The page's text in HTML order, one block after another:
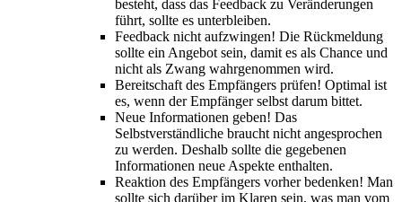
besteht, dass das Feedback zu Veränderungen
führt, sollte es unterbleiben.
Feedback nicht aufzwingen! Die Rückmeldung
sollte ein Angebot sein, damit es als Chance und
nicht als Zwang wahrgenommen wird.
Bereitschaft des Empfängers prüfen! Optimal ist
es, wenn der Empfänger selbst darum bittet.
Neue Informationen geben! Das
Selbstverständliche braucht nicht angesprochen
zu werden. Deshalb sollte die gegebenen
Informationen neue Aspekte enthalten.
Reaktion des Empfängers vorher bedenken! Man
sollte sich darüber im Klaren sein, was man vom